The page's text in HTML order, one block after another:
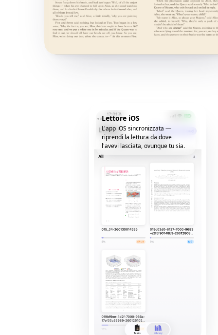
Lettore iOS
L'app iOS sincronizzata —
riprendi la lettura da dove
l'avevi lasciata, ovunque tu sia.